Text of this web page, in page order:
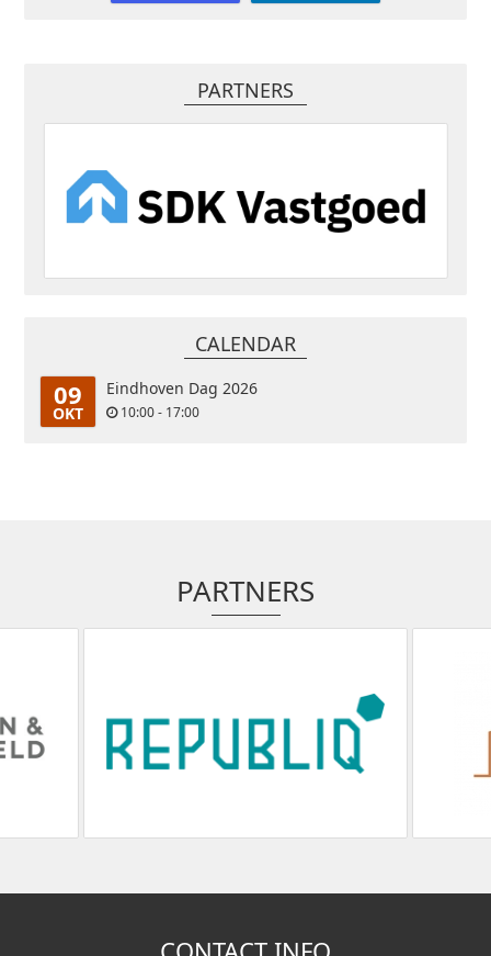
PARTNERS
CALENDAR
09
OKT
Eindhoven Dag 2026
10:00 - 17:00
PARTNERS